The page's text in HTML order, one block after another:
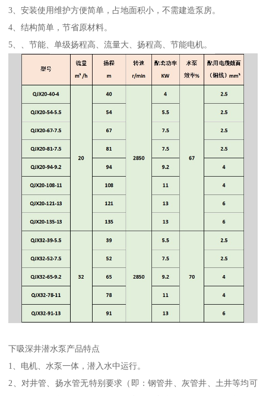
3、安装使用维护方便简单，占地面积小，不需建造泵房。
4、结构简单，节省原材料。
5、、节能、单级扬程高、流量大、扬程高、节能电机。
下吸深井潜水泵产品特点
1、电机、水泵一体，潜入水中运行。
2、对井管、扬水管无特别要求（即：钢管井、灰管井、土井等均可